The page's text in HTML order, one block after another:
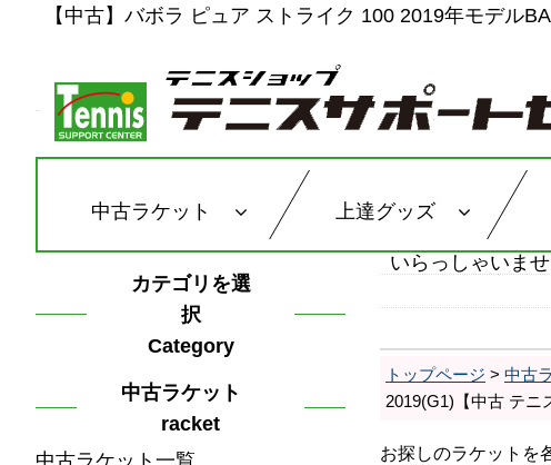
【中古】バボラ ピュア ストライク 100 2019年モデル
中古ラケット 上達グッズ
カテゴリを選
択
Category
中古ラケット
racket
いらっしゃいま
トップページ > 中古
2019(G1)【中古 テニ